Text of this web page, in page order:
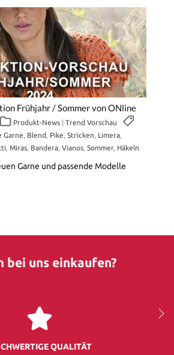
Frühjahr / Sommer von ONline
Produkt-News| Trend Vorschau
Garne, Blend , Pike, Stricken, Limera,
, Miras, Bandera, Vianos, Sommer, Häkeln
Garne und passende Modelle
bei uns einkaufen?
QUALITÄT